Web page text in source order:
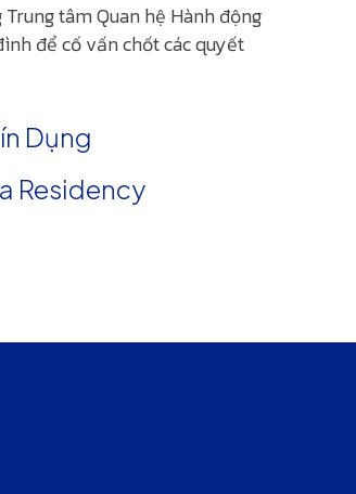
tâm Quan hệ Hành động
để cố vấn chốt các quyết
Dụng
Residency